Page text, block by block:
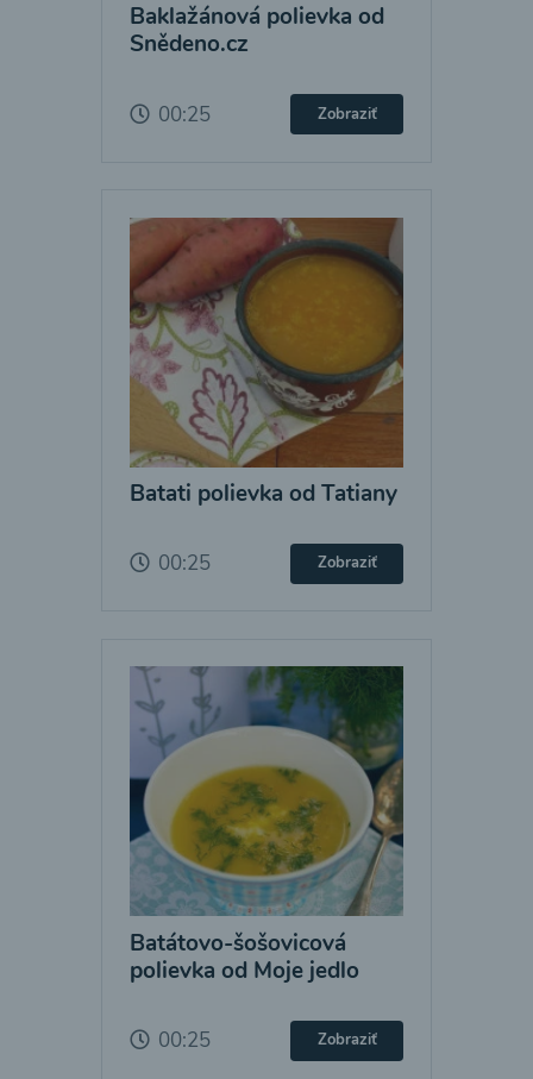
Baklažánová polievka od
Snědeno.cz
00:25 Zobraziť
Batati polievka od Tatiany
00:25 Zobraziť
Batátovo-šošovicová
polievka od Moje jedlo
00:25 Zobraziť